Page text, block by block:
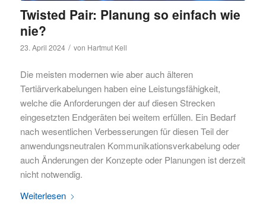
Twisted Pair: Planung so einfach wie
nie?
23. April 2024 / von Hartmut Kell
Die meisten modernen wie aber auch älteren
Tertiärverkabelungen haben eine Leistungsfähigkeit,
welche die Anforderungen der auf diesen Strecken
eingesetzten Endgeräten bei weitem erfüllen. Ein Bedarf
nach wesentlichen Verbesserungen für diesen Teil der
anwendungsneutralen Kommunikationsverkabelung oder
auch Änderungen der Konzepte oder Planungen ist derzeit
nicht notwendig.
Weiterlesen